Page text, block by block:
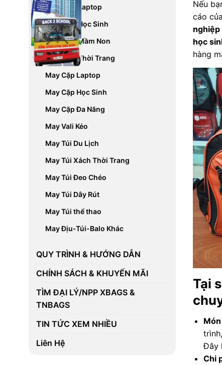
May Balo Laptop
May Balo Học Sinh
May Balo Mầm Non
May Balo Thời Trang
May Cặp Laptop
May Cặp Học Sinh
May Cặp Đa Năng
May Vali Kéo
May Túi Du Lịch
May Túi Xách Thời Trang
May Túi Đeo Chéo
May Túi Dây Rút
May Túi thể thao
May Địu-Túi-Balo Khác
QUY TRÌNH & HƯỚNG DẪN
CHÍNH SÁCH & KHUYẾN MÃI
TÌM ĐẠI LÝ/NPP XBAGS &
TNBAGS
TIN TỨC XEM NHIỀU
Liên Hệ
Nếu
cáo
nghiệp
học
hàng
Tại
Đây
Chi